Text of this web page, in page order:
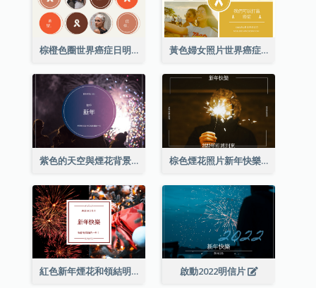
棕橙色圈世界癌症日明信片 黃色婦女照片世界癌症日明信片
紫色的天空與煙花背景新年明信片 棕色煙花照片新年快樂明信片
紅色新年煙花和領結明信片 啟動2022明信片